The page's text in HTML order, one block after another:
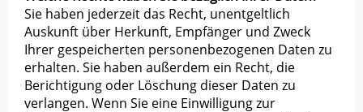
Sie haben jederzeit das Recht, unentgeltlich
Auskunft über Herkunft, Empfänger und Zweck
Ihrer gespeicherten personenbezogenen Daten zu
erhalten. Sie haben außerdem ein Recht, die
Berichtigung oder Löschung dieser Daten zu
verlangen. Wenn Sie eine Einwilligung zur